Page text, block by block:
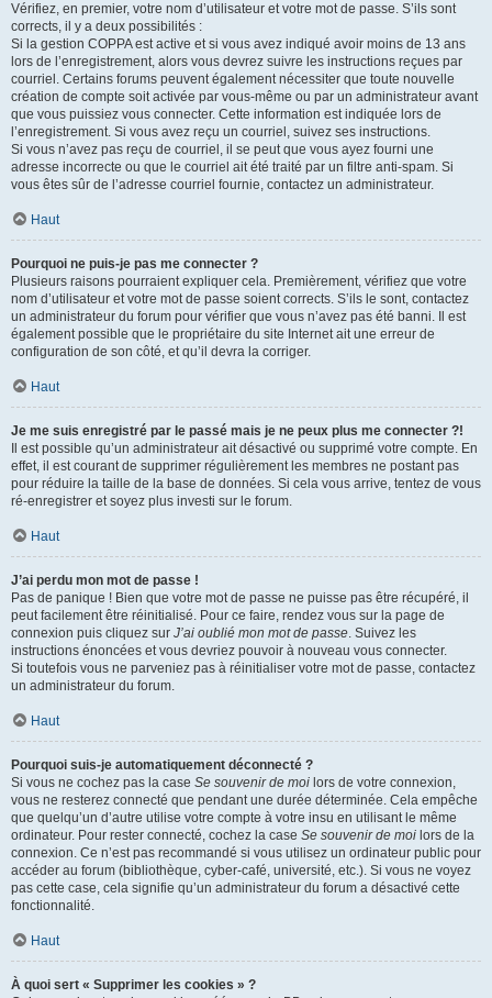
Vérifiez, en premier, votre nom d’utilisateur et votre mot de passe. S’ils sont
corrects, il y a deux possibilités :
Si la gestion COPPA est active et si vous avez indiqué avoir moins de 13 ans
lors de l’enregistrement, alors vous devrez suivre les instructions reçues par
courriel. Certains forums peuvent également nécessiter que toute nouvelle
création de compte soit activée par vous-même ou par un administrateur avant
que vous puissiez vous connecter. Cette information est indiquée lors de
l’enregistrement. Si vous avez reçu un courriel, suivez ses instructions.
Si vous n’avez pas reçu de courriel, il se peut que vous ayez fourni une
adresse incorrecte ou que le courriel ait été traité par un filtre anti-spam. Si
vous êtes sûr de l’adresse courriel fournie, contactez un administrateur.
Haut
Pourquoi ne puis-je pas me connecter ?
Plusieurs raisons pourraient expliquer cela. Premièrement, vérifiez que votre
nom d’utilisateur et votre mot de passe soient corrects. S’ils le sont, contactez
un administrateur du forum pour vérifier que vous n’avez pas été banni. Il est
également possible que le propriétaire du site Internet ait une erreur de
configuration de son côté, et qu’il devra la corriger.
Haut
Je me suis enregistré par le passé mais je ne peux plus me connecter ?!
Il est possible qu’un administrateur ait désactivé ou supprimé votre compte. En
effet, il est courant de supprimer régulièrement les membres ne postant pas
pour réduire la taille de la base de données. Si cela vous arrive, tentez de vous
ré-enregistrer et soyez plus investi sur le forum.
Haut
J’ai perdu mon mot de passe !
Pas de panique ! Bien que votre mot de passe ne puisse pas être récupéré, il
peut facilement être réinitialisé. Pour ce faire, rendez vous sur la page de
connexion puis cliquez sur J’ai oublié mon mot de passe. Suivez les
instructions énoncées et vous devriez pouvoir à nouveau vous connecter.
Si toutefois vous ne parveniez pas à réinitialiser votre mot de passe, contactez
un administrateur du forum.
Haut
Pourquoi suis-je automatiquement déconnecté ?
Si vous ne cochez pas la case Se souvenir de moi lors de votre connexion,
vous ne resterez connecté que pendant une durée déterminée. Cela empêche
que quelqu’un d’autre utilise votre compte à votre insu en utilisant le même
ordinateur. Pour rester connecté, cochez la case Se souvenir de moi lors de la
connexion. Ce n’est pas recommandé si vous utilisez un ordinateur public pour
accéder au forum (bibliothèque, cyber-café, université, etc.). Si vous ne voyez
pas cette case, cela signifie qu’un administrateur du forum a désactivé cette
fonctionnalité.
Haut
À quoi sert « Supprimer les cookies » ?